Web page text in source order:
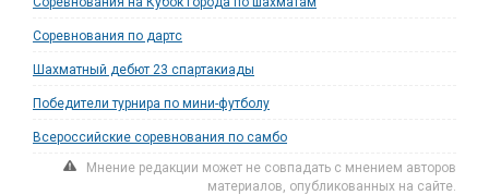
Соревнования по дартс
Шахматный дебют 23 спартакиады
Победители турнира по мини-футболу
Всероссийские соревнования по самбо
Мнение редакции может не совпадать с мнением авторов
материалов, опубликованных на сайте.